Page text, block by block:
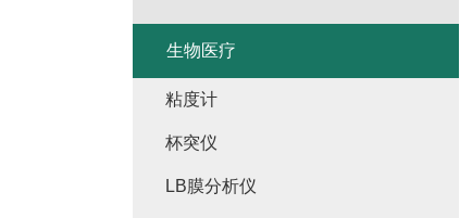
生物医疗
粘度计
杯突仪
LB膜分析仪